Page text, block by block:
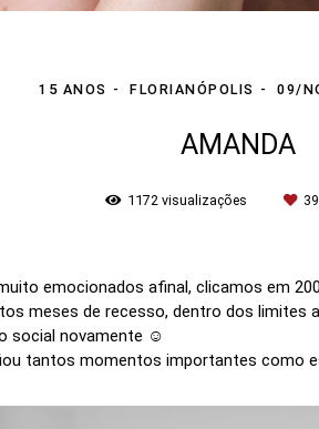
15 ANOS FLORIANÓPOLIS 09/
AMANDA
1172 visualizações 39
emocionados afinal, clicamos em
meses de recesso, dentro dos limites
social novamente ☺️
tantos momentos importantes como